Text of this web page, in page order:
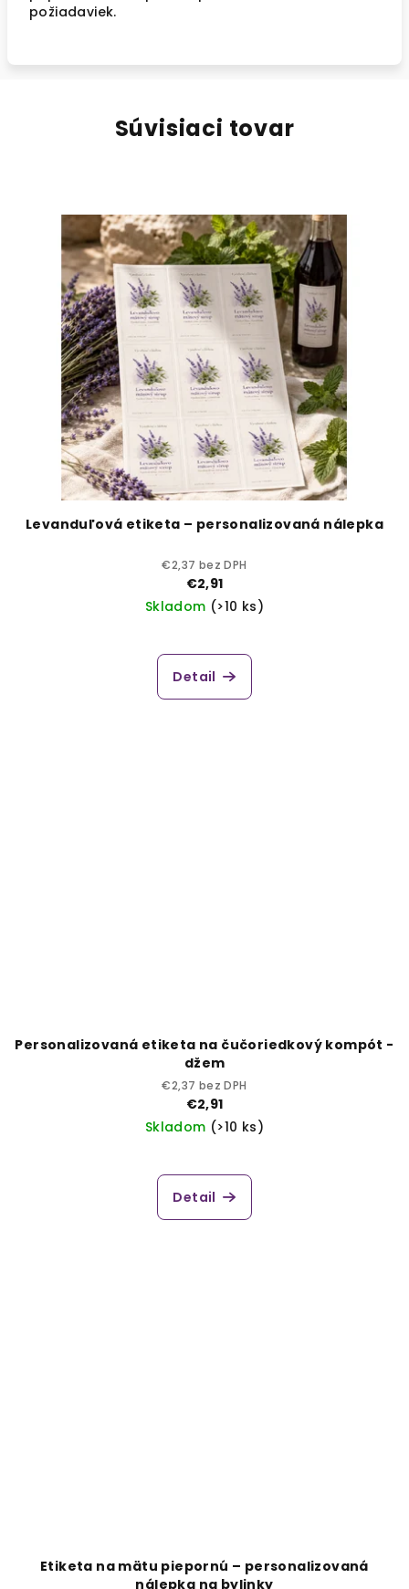
požiadaviek.
Súvisiaci tovar
Levanduľová etiketa – personalizovaná nálepka
€2,37 bez DPH
€2,91
Skladom (>10 ks)
Detail
Personalizovaná etiketa na čučoriedkový kompót -
džem
€2,37 bez DPH
€2,91
Skladom (>10 ks)
Detail
Etiketa na mätu piepornú – personalizovaná
nálepka na bylinky